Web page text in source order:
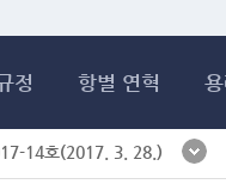
정 항별 연혁
14호(2017. 3. 28.)